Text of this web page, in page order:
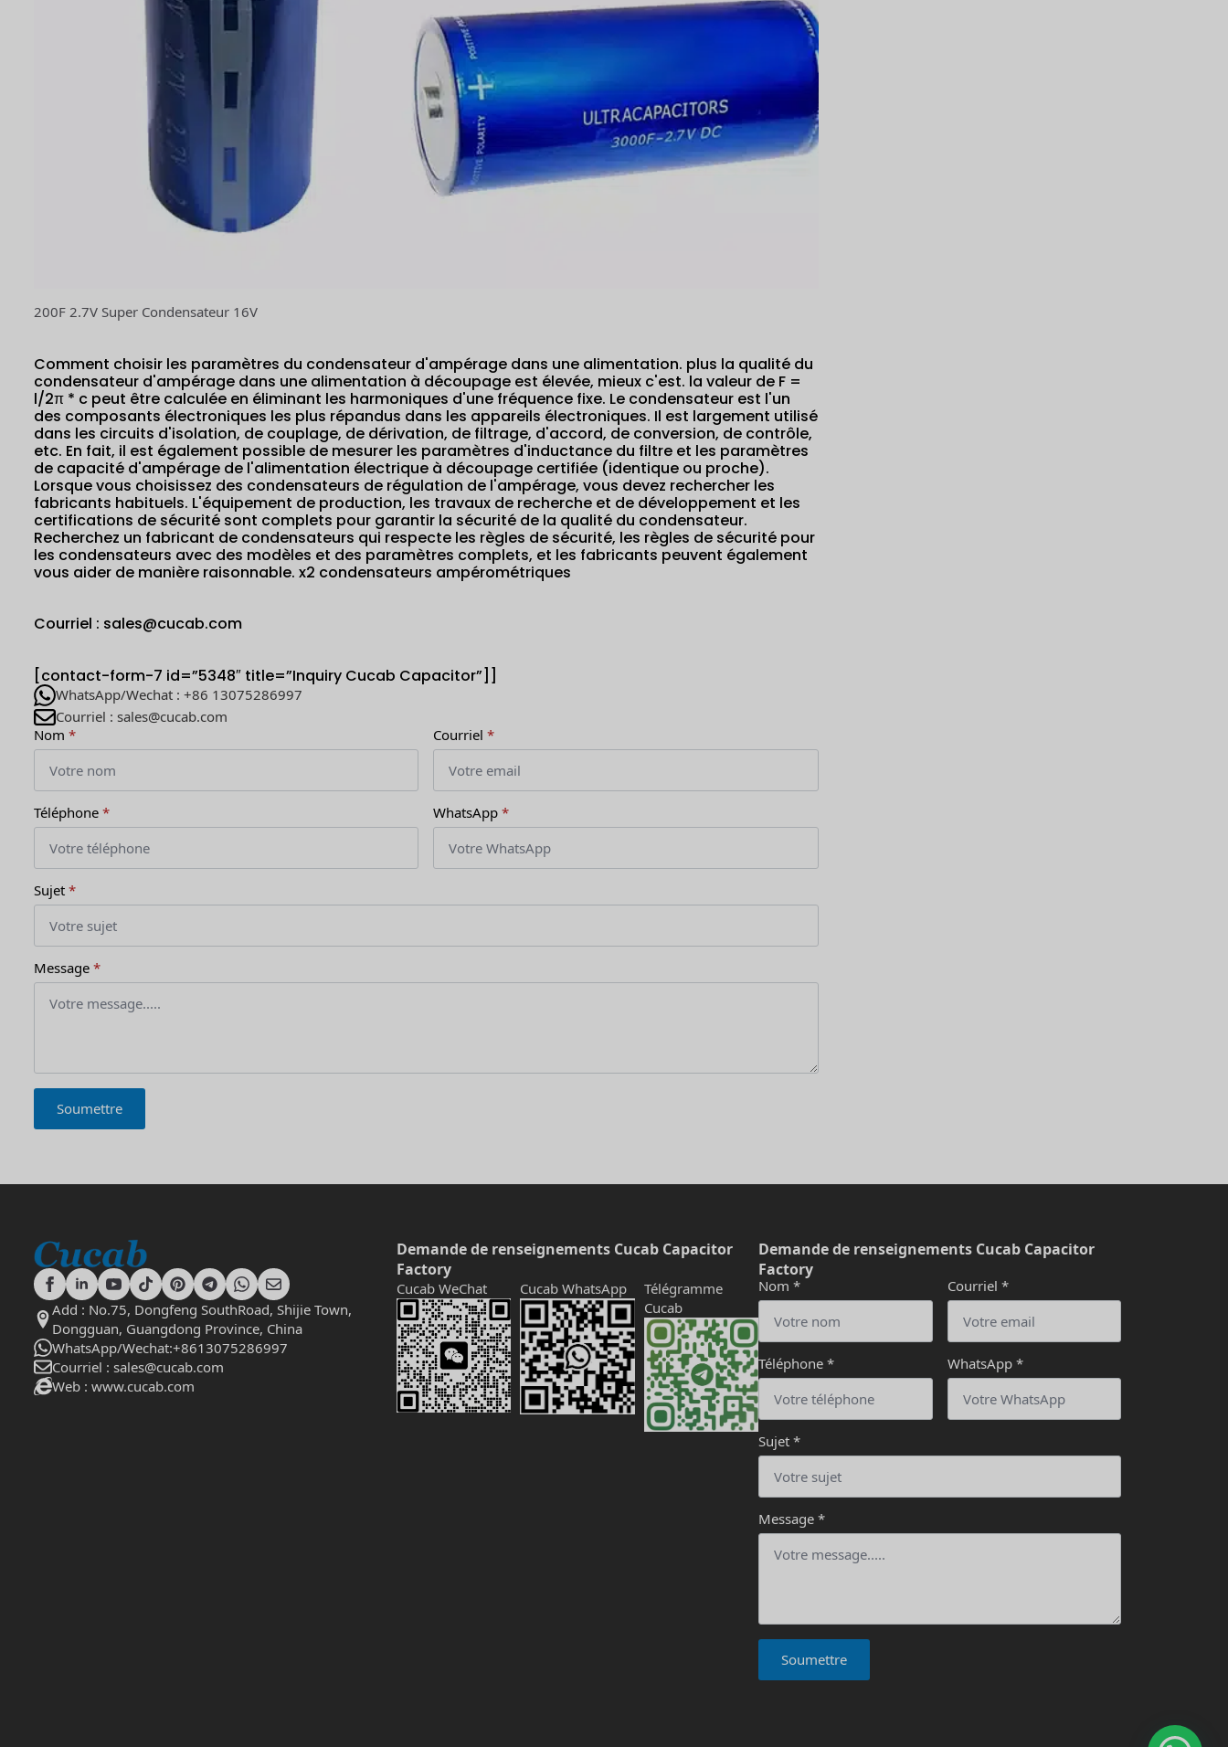
200F 2.7V Super Condensateur 16V
Comment choisir les paramètres du condensateur d'ampérage dans une alimentation. plus la qualité du
condensateur d'ampérage dans une alimentation à découpage est élevée, mieux c'est. la valeur de F =
l/2π * c peut être calculée en éliminant les harmoniques d'une fréquence fixe. Le condensateur est l'un
des composants électroniques les plus répandus dans les appareils électroniques. Il est largement utilisé
dans les circuits d'isolation, de couplage, de dérivation, de filtrage, d'accord, de conversion, de contrôle,
etc. En fait, il est également possible de mesurer les paramètres d'inductance du filtre et les paramètres
de capacité d'ampérage de l'alimentation électrique à découpage certifiée (identique ou proche).
Lorsque vous choisissez des condensateurs de régulation de l'ampérage, vous devez rechercher les
fabricants habituels. L'équipement de production, les travaux de recherche et de développement et les
certifications de sécurité sont complets pour garantir la sécurité de la qualité du condensateur.
Recherchez un fabricant de condensateurs qui respecte les règles de sécurité, les règles de sécurité pour
les condensateurs avec des modèles et des paramètres complets, et les fabricants peuvent également
vous aider de manière raisonnable. x2 condensateurs ampérométriques
Courriel : sales@cucab.com
[contact-form-7 id=”5348″ title=”Inquiry Cucab Capacitor”]]
WhatsApp/Wechat : +86 13075286997
Courriel : sales@cucab.com
Nom * Courriel *
Téléphone * WhatsApp *
Sujet *
Message *
Soumettre
Add : No.75, Dongfeng SouthRoad, Shijie Town,
Dongguan, Guangdong Province, China
WhatsApp/Wechat:+8613075286997
Courriel : sales@cucab.com
Web : www.cucab.com
Demande de renseignements Cucab Capacitor
Factory
Cucab WeChat Cucab WhatsApp
Télégramme
Cucab
Demande de renseignements Cucab Capacitor
Factory
Nom * Courriel *
Téléphone * WhatsApp *
Sujet *
Message *
Soumettre